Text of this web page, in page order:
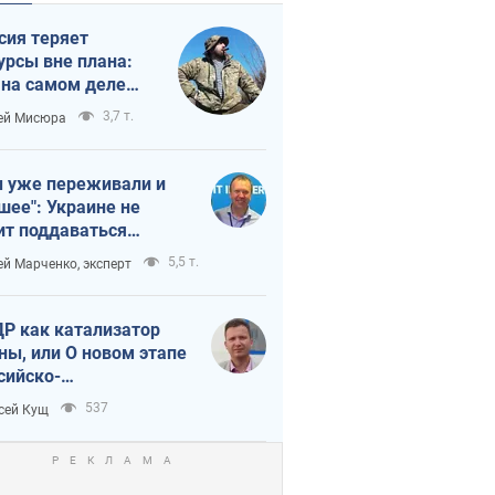
теряет
вне плана:
на самом деле
темп войны
Мисюра 3,7 т.
переживали и
Украине не
поддаваться
из-за
террора
Марченко, эксперт 5,5 т.
как катализатор
или О новом этапе
союза
Кущ 537